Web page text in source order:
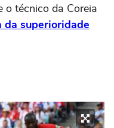
o técnico da Coreia
da superioridade